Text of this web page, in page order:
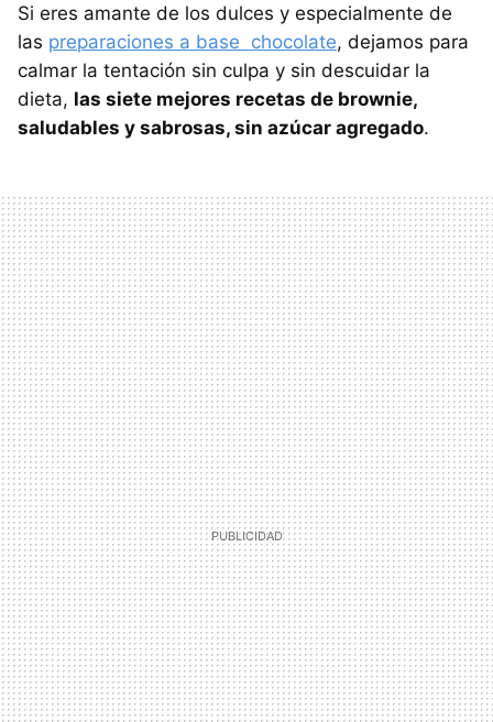
Si eres amante de los dulces y especialmente de
las preparaciones a base chocolate, dejamos para
calmar la tentación sin culpa y sin descuidar la
dieta, las siete mejores recetas de brownie,
saludables y sabrosas, sin azúcar agregado.